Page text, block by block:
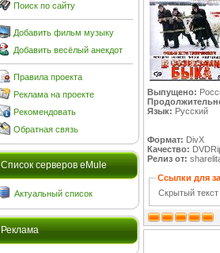
Поиск по сайту
Добавить фильм музыку
Добавить весёлый анекдот
Правила проекта
Реклама на проекте
Рекомендовать
Обратная связь
Cписок серверов eMule
Актуальный список
Реклама
Выпущено:
Язык: Русский
Формат: DivX
Качество:
Релиз от:
Ссылки для
Скрытый текст